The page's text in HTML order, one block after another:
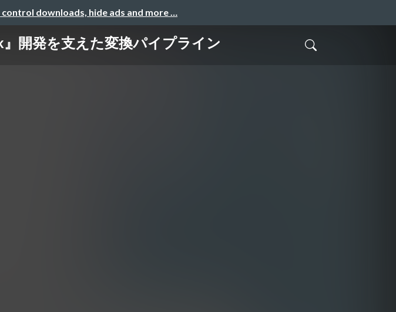
downloads, hide ads and more …
』開発を支えた変換パイプライン